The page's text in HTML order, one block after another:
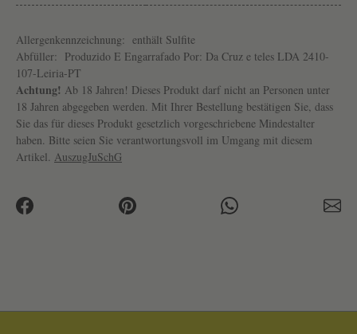
Allergenkennzeichnung: enthält Sulfite
Abfüller: Produzido E Engarrafado Por: Da Cruz e teles LDA 2410-
107-Leiria-PT
Achtung! Ab 18 Jahren! Dieses Produkt darf nicht an Personen unter
18 Jahren abgegeben werden. Mit Ihrer Bestellung bestätigen Sie, dass
Sie das für dieses Produkt gesetzlich vorgeschriebene Mindestalter
haben. Bitte seien Sie verantwortungsvoll im Umgang mit diesem
Artikel. AuszugJuSchG